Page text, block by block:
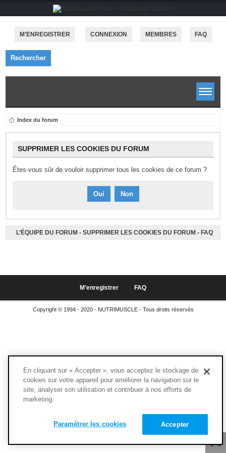
M’ENREGISTRER CONNEXION MEMBRES FAQ
Rechercher
Index du forum
SUPPRIMER LES COOKIES DU FORUM
Êtes-vous sûr de vouloir supprimer tous les cookies de ce forum ?
L’ÉQUIPE DU FORUM - SUPPRIMER LES COOKIES DU FORUM - FAQ
M’enregistrer FAQ
Copyright © 1994 - 2020 - NUTRIMUSCLE - Tous droits réservés
En cliquant sur « Accepter », vous acceptez le stockage de
cookies sur votre appareil pour améliorer la navigation sur le
site, analyser son utilisation et contribuer à nos efforts de
marketing.
Accepter
Paramétrer les cookies